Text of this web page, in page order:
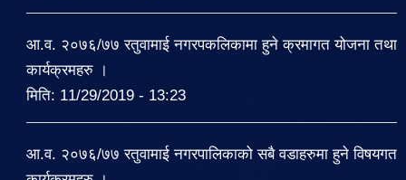
आ.व. २०७६/७७ रतुवामाई नगरपकलिकामा हुने क्रमागत योजना तथा
कार्यक्रमहरु ।
मिति: 11/29/2019 - 13:23
आ.व. २०७६/७७ रतुवामाई नगरपालिकाको सबै वडाहरुमा हुने विषयगत